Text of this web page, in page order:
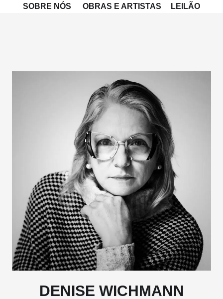
SOBRE NÓS OBRAS E ARTISTAS LEILÃO
DENISE WICHMANN